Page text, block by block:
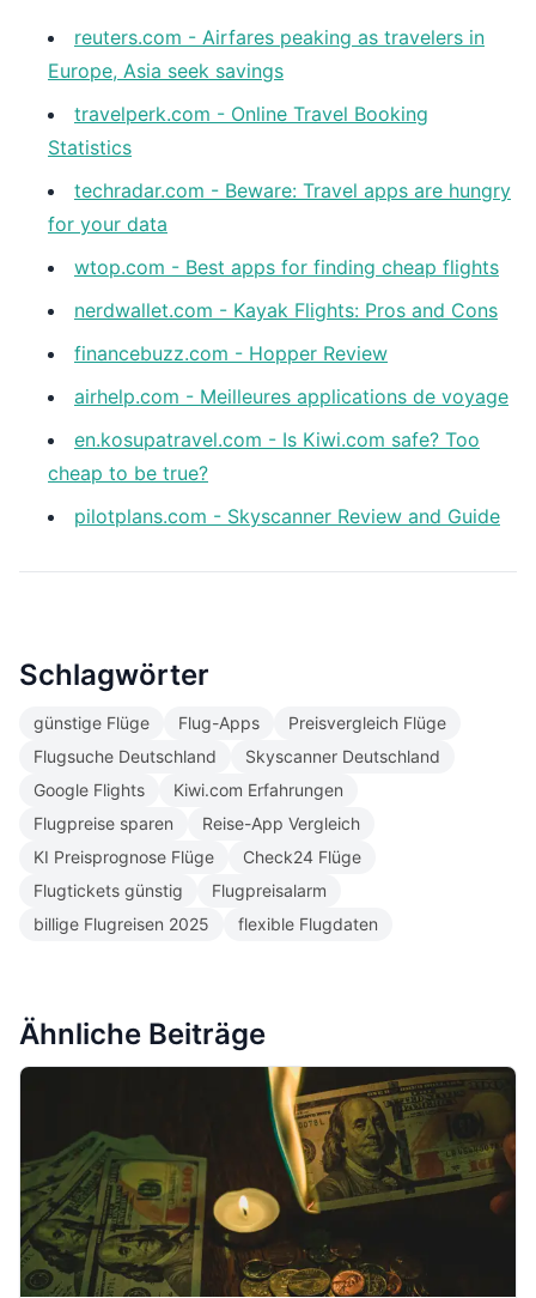
reuters.com - Airfares peaking as travelers in
Europe, Asia seek savings
travelperk.com - Online Travel Booking
Statistics
techradar.com - Beware: Travel apps are hungry
for your data
wtop.com - Best apps for finding cheap flights
nerdwallet.com - Kayak Flights: Pros and Cons
financebuzz.com - Hopper Review
airhelp.com - Meilleures applications de voyage
en.kosupatravel.com - Is Kiwi.com safe? Too
cheap to be true?
pilotplans.com - Skyscanner Review and Guide
Schlagwörter
günstige Flüge Flug-Apps
Preisvergleich Flüge
Flugsuche Deutschland
Skyscanner Deutschland
Google Flights
Kiwi.com Erfahrungen
Flugpreise sparen
Reise-App Vergleich
KI Preisprognose Flüge
Check24 Flüge
Flugtickets günstig
Flugpreisalarm
billige Flugreisen 2025
flexible Flugdaten
Ähnliche Beiträge